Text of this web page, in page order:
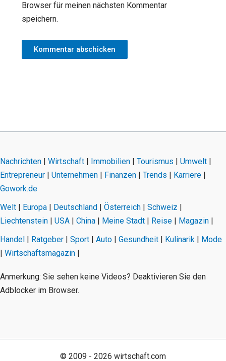
Browser für meinen nächsten Kommentar
speichern.
Nachrichten | Wirtschaft | Immobilien | Tourismus | Umwelt |
Entrepreneur | Unternehmen | Finanzen | Trends | Karriere |
Gowork.de
Welt | Europa | Deutschland | Österreich | Schweiz |
Liechtenstein | USA | China | Meine Stadt | Reise | Magazin |
Handel | Ratgeber | Sport | Auto | Gesundheit | Kulinarik | Mode
| Wirtschaftsmagazin |
Anmerkung: Sie sehen keine Videos? Deaktivieren Sie den
Adblocker im Browser.
© 2009 - 2026 wirtschaft.com